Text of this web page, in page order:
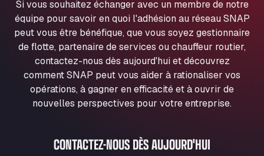
Ul. Torunska 147, 85884
Aqua Ariva GmbH
Marie-Curie-Straße 24, 68219
Aral Autohof Bockel
An der Autobahn 1, 27404
ARAL Autohof Bockenem
Oppelner Str. 1, 31167
ARAL Autohof Preis
Si vous souhaitez échanger avec un membre de notre
équipe pour savoir en quoi l'adhésion au réseau SNAP
peut vous être bénéfique, que vous soyez gestionnaire
de flotte, partenaire de services ou chauffeur routier,
contactez-nous dès aujourd'hui et découvrez
comment SNAP peut vous aider à rationaliser vos
opérations, à gagner en efficacité et à ouvrir de
nouvelles perspectives pour votre entreprise.
CONTACTEZ-NOUS DÈS AUJOURD'HUI